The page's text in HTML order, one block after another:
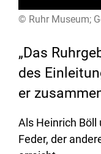
© Ruhr Museum;
„Das
des
er
Als Heinrich
Feder, der